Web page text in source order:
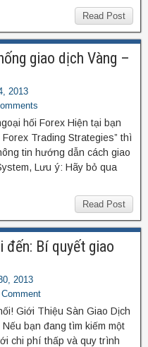
Read Post
giao dịch Vàng –
2013
hối Forex Hiện tại bạn
Trading Strategies” thì
tin hướng dẫn cách giao
Lưu ý: Hãy bỏ qua
Read Post
đến: Bí quyết giao
2013
Comment
Giới Thiệu Sàn Giao Dịch
bạn đang tìm kiếm một
chi phí thấp và quy trình